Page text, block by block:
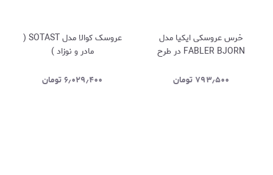
خرس عروسکی ایکیا مدل
FABLER BJORN در طرح
۷۹۳٫۵۰۰ تومان
عروسک کوالا مدل SOTAST (
مادر و نوزاد )
۶٫۰۲۹٫۴۰۰ تومان